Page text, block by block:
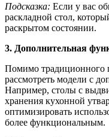
Подсказка: Если у вас
раскладной стол,
раскрытом состоянии.
3. Дополнительная
Помимо традиционного
рассмотреть модели с
Например, столы с
хранения кухонной
оптимизировать
более функциональным.